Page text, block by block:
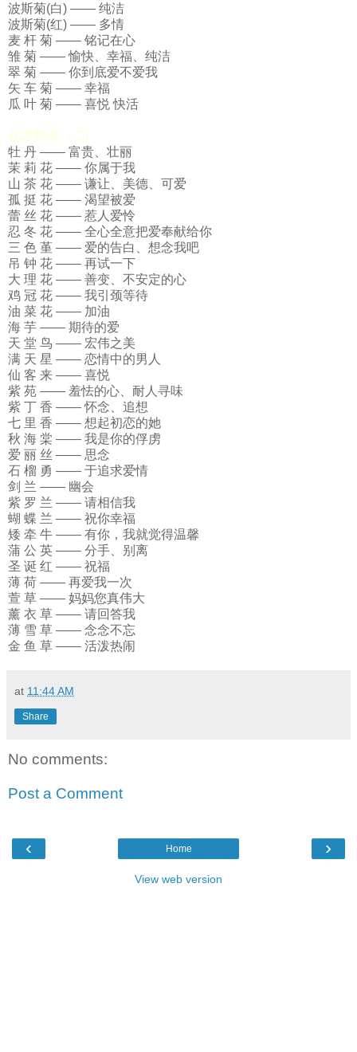
波斯菊(白) —— 纯洁
波斯菊(红) —— 多情
麦 杆 菊 —— 铭记在心
雏 菊 —— 愉快、幸福、纯洁
翠 菊 —— 你到底爱不爱我
矢 车 菊 —— 幸福
瓜 叶 菊 —— 喜悦 快活
花言草语（二)
牡 丹 —— 富贵、壮丽
茉 莉 花 —— 你属于我
山 茶 花 —— 谦让、美德、可爱
孤 挺 花 —— 渴望被爱
蕾 丝 花 —— 惹人爱怜
忍 冬 花 —— 全心全意把爱奉献给你
三 色 堇 —— 爱的告白、想念我吧
吊 钟 花 —— 再试一下
大 理 花 —— 善变、不安定的心
鸡 冠 花 —— 我引颈等待
油 菜 花 —— 加油
海 芋 —— 期待的爱
天 堂 鸟 —— 宏伟之美
满 天 星 —— 恋情中的男人
仙 客 来 —— 喜悦
紫 苑 —— 羞怯的心、耐人寻味
紫 丁 香 —— 怀念、追想
七 里 香 —— 想起初恋的她
秋 海 棠 —— 我是你的俘虏
爱 丽 丝 —— 思念
石 榴 勇 —— 于追求爱情
剑 兰 —— 幽会
紫 罗 兰 —— 请相信我
蝴 蝶 兰 —— 祝你幸福
矮 牵 牛 —— 有你，我就觉得温馨
蒲 公 英 —— 分手、别离
圣 诞 红 —— 祝福
薄 荷 —— 再爱我一次
萱 草 —— 妈妈您真伟大
薰 衣 草 —— 请回答我
薄 雪 草 —— 念念不忘
金 鱼 草 —— 活泼热闹
at 11:44 AM
Share
No comments:
Post a Comment
‹ ›
Home
View web version